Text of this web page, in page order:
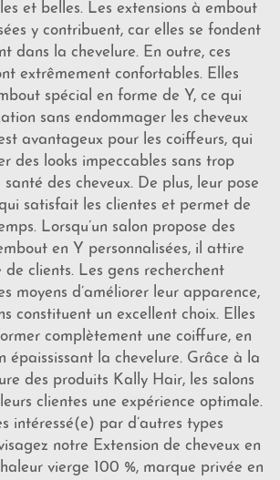
et belles. Les extensions à embout
y contribuent, car elles se fondent
dans la chevelure. En outre, ces
extrêmement confortables. Elles
spécial en forme de Y, ce qui
sans endommager les cheveux
avantageux pour les coiffeurs, qui
des looks impeccables sans trop
santé des cheveux. De plus, leur pose
satisfait les clientes et permet de
Lorsqu’un salon propose des
en Y personnalisées, il attire
clients. Les gens recherchent
moyens d’améliorer leur apparence,
constituent un excellent choix. Elles
complètement une coiffure, en
épaississant la chevelure. Grâce à la
des produits Kally Hair, les salons
clientes une expérience optimale.
intéressé(e) par d’autres types
notre Extension de cheveux en
vierge 100 %, marque privée en